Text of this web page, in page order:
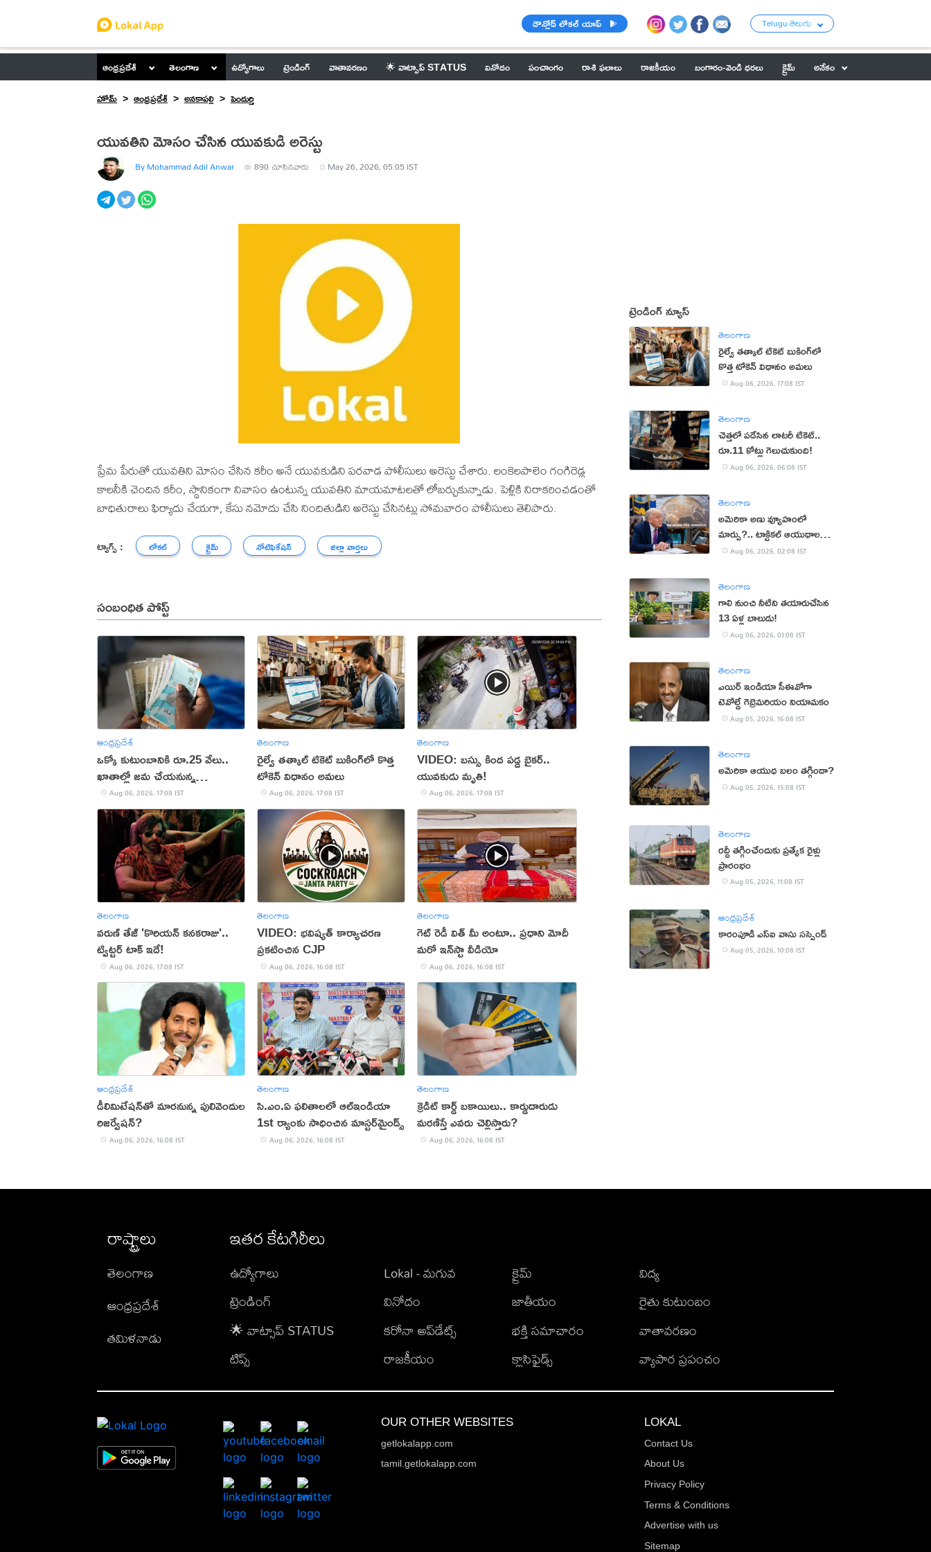
డౌన్లోడ్ లోకల్ యాప్ Telugu తెలుగు
ఆంధ్రప్రదేశ్ తెలంగాణ ఉద్యోగాలు ట్రెండింగ్ వాతావరణం 🌟 వాట్సాప్ STATUS వినోదం పంచాంగం రాశి ఫలాలు రాజకీయం బంగారం-వెండి ధరలు క్రైమ్
అనేకం
హోమ్
ఆంధ్రప్రదేశ్ అనకాపల్లి పెందుర్తి
యువతిని మోసం చేసిన యువకుడి అరెస్టు
By Mohammad Adil Anwar 890 చూసినవారు May 26, 2026, 05:05 IST
ప్రేమ పేరుతో యువతిని మోసం చేసిన కరీం అనే యువకుడిని పరవాడ పోలీసులు అరెస్టు చేశారు. లంకెలపాలెం గంగిరెడ్ల
కాలనీకి చెందిన కరీం, స్థానికంగా నివాసం ఉంటున్న యువతిని మాయమాటలతో లోబర్చుకున్నాడు. పెళ్లికి నిరాకరించడంతో
బాధితురాలు ఫిర్యాదు చేయగా, కేసు నమోదు చేసి నిందితుడిని అరెస్టు చేసినట్లు సోమవారం పోలీసులు తెలిపారు.
ట్యాగ్స్ : లోకల్ క్రైమ్ నోటిఫికేషన్ జిల్లా వార్తలు
సంబంధిత పోస్ట్
ఆంధ్రప్రదేశ్
ఒక్కో కుటుంబానికి రూ.25 వేలు..
ఖాతాల్లో జ‌మ చేయ‌నున్న
ప్ర‌భుత్వం..!
Aug 06, 2026, 17:08 IST
తెలంగాణ
రైల్వే తత్కాల్ టికెట్ బుకింగ్‌లో కొత్త
టోకెన్ విధానం అమలు
Aug 06, 2026, 17:08 IST
తెలంగాణ
VIDEO: బస్సు కింద పడ్డ బైకర్..
యువకుడు మృతి!
Aug 06, 2026, 17:08 IST
తెలంగాణ
వరుణ్ తేజ్ 'కొరియన్ కనకరాజు'..
ట్విట్టర్ టాక్ ఇదే!
Aug 06, 2026, 17:08 IST
తెలంగాణ
VIDEO: భవిష్యత్ కార్యాచరణ
ప్రకటించిన CJP
Aug 06, 2026, 16:08 IST
తెలంగాణ
గెట్ రెడీ విత్ మీ అంటూ.. ప్రధాని మోదీ
మరో ఇన్‌స్టా వీడియో
Aug 06, 2026, 16:08 IST
ఆంధ్రప్రదేశ్
డీలిమిటేషన్‌తో మారనున్న పులివెందుల
రిజర్వేషన్?
Aug 06, 2026, 16:08 IST
తెలంగాణ
సి.ఎం.ఏ ఫలితాలలో ఆల్ఇండియా
1st ర్యాంకు సాధించిన మాస్టర్‌మైండ్స్
Aug 06, 2026, 16:08 IST
తెలంగాణ
క్రెడిట్ కార్డ్ బకాయిలు.. కార్డుదారుడు
మరణిస్తే ఎవరు చెల్లిస్తారు?
Aug 06, 2026, 16:08 IST
ట్రెండింగ్ న్యూస్
తెలంగాణ
రైల్వే తత్కాల్ టికెట్ బుకింగ్‌లో
కొత్త టోకెన్ విధానం అమలు
Aug 06, 2026, 17:08 IST
తెలంగాణ
చెత్తలో పడేసిన లాటరీ టికెట్..
రూ.11 కోట్లు గెలుచుకుంది!
Aug 06, 2026, 06:08 IST
తెలంగాణ
అమెరికా అణు వ్యూహంలో
మార్పు?.. టాక్టికల్ ఆయుధాలకు
ప్రాధాన్యం!
Aug 06, 2026, 02:08 IST
తెలంగాణ
గాలి నుంచి నీటిని తయారుచేసిన
13 ఏళ్ల బాలుడు!
Aug 06, 2026, 01:08 IST
తెలంగాణ
ఎయిర్ ఇండియా సీఈవోగా
టెవోల్డే గెబ్రెమరియం నియామకం
Aug 05, 2026, 16:08 IST
తెలంగాణ
అమెరికా ఆయుధ బలం తగ్గిందా?
Aug 05, 2026, 15:08 IST
తెలంగాణ
రద్దీ తగ్గించేందుకు ప్రత్యేక రైళ్లు
ప్రారంభం
Aug 05, 2026, 11:08 IST
ఆంధ్రప్రదేశ్
కారంపూడి ఎస్ఐ వాసు స‌స్పెండ్‌
Aug 05, 2026, 10:08 IST
రాష్ట్రాలు
తెలంగాణ
ఆంధ్రప్రదేశ్
తమిళనాడు
ఇతర కేటగిరీలు
ఉద్యోగాలు
ట్రెండింగ్
🌟 వాట్సాప్ STATUS
టిప్స్
Lokal - మగువ
వినోదం
కరోనా అప్‌డేట్స్
రాజకీయం
క్రైమ్
జాతీయం
భక్తి సమాచారం
క్లాసిఫైడ్స్
విద్య
రైతు కుటుంబం
వాతావరణం
వ్యాపార ప్రపంచం
OUR OTHER WEBSITES
getlokalapp.com
tamil.getlokalapp.com
LOKAL
Contact Us
About Us
Privacy Policy
Terms & Conditions
Advertise with us
Sitemap